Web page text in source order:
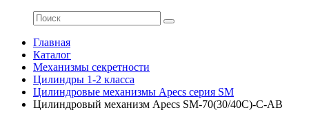
Главная
Каталог
Механизмы секретности
Цилиндры 1-2 класса
Цилиндровые механизмы Apecs серия SM
Цилиндровый механизм Apecs SM-70(30/40C)-C-AB